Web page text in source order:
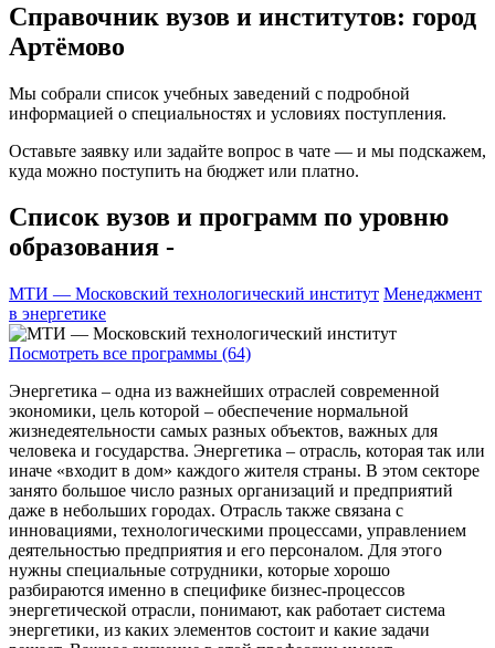
Справочник вузов и институтов: город
Артёмово
Мы собрали список учебных заведений с подробной
информацией о специальностях и условиях поступления.
Оставьте заявку или задайте вопрос в чате — и мы подскажем,
куда можно поступить на бюджет или платно.
Список вузов и программ по уровню
образования -
МТИ — Московский технологический институт Менеджмент
в энергетике
Посмотреть все программы (64)
Энергетика – одна из важнейших отраслей современной
экономики, цель которой – обеспечение нормальной
жизнедеятельности самых разных объектов, важных для
человека и государства. Энергетика – отрасль, которая так или
иначе «входит в дом» каждого жителя страны. В этом секторе
занято большое число разных организаций и предприятий
даже в небольших городах. Отрасль также связана с
инновациями, технологическими процессами, управлением
деятельностью предприятия и его персоналом. Для этого
нужны специальные сотрудники, которые хорошо
разбираются именно в специфике бизнес-процессов
энергетической отрасли, понимают, как работает система
энергетики, из каких элементов состоит и какие задачи